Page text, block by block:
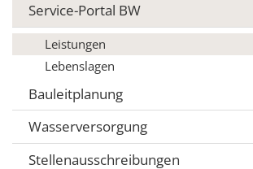
Service-Portal BW
Leistungen
Lebenslagen
Bauleitplanung
Wasserversorgung
Stellenausschreibungen